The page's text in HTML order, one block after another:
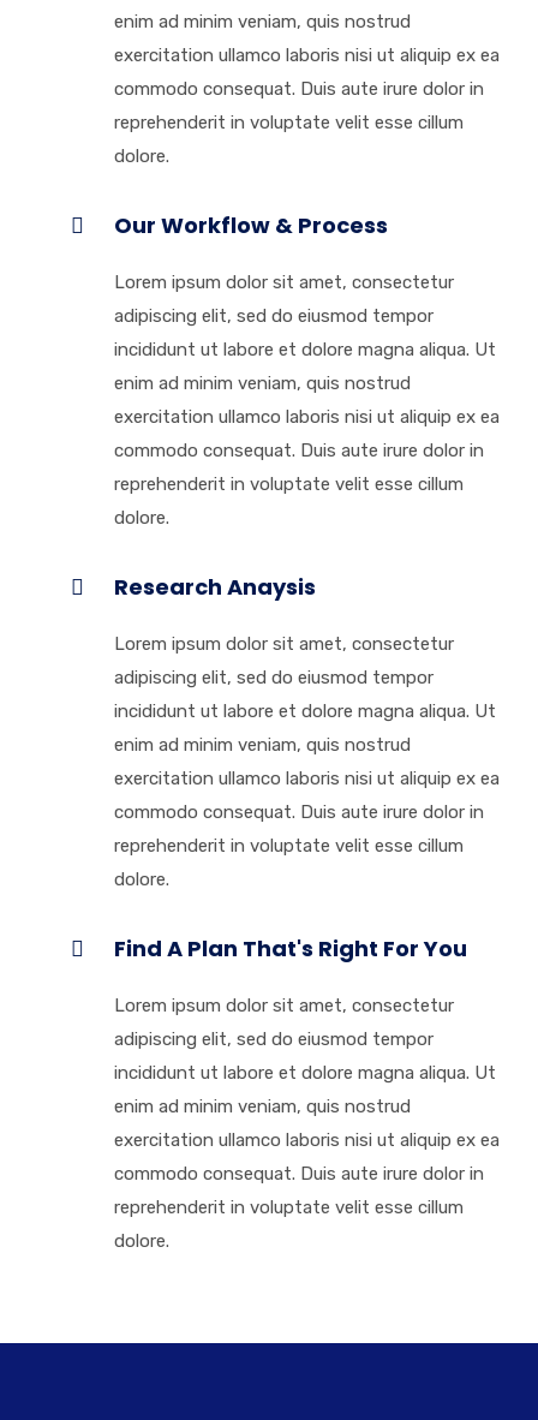
enim ad minim veniam, quis nostrud
exercitation ullamco laboris nisi ut aliquip ex ea
commodo consequat. Duis aute irure dolor in
reprehenderit in voluptate velit esse cillum
dolore.
Our Workflow & Process
Lorem ipsum dolor sit amet, consectetur
adipiscing elit, sed do eiusmod tempor
incididunt ut labore et dolore magna aliqua. Ut
enim ad minim veniam, quis nostrud
exercitation ullamco laboris nisi ut aliquip ex ea
commodo consequat. Duis aute irure dolor in
reprehenderit in voluptate velit esse cillum
dolore.
Research Anaysis
Lorem ipsum dolor sit amet, consectetur
adipiscing elit, sed do eiusmod tempor
incididunt ut labore et dolore magna aliqua. Ut
enim ad minim veniam, quis nostrud
exercitation ullamco laboris nisi ut aliquip ex ea
commodo consequat. Duis aute irure dolor in
reprehenderit in voluptate velit esse cillum
dolore.
Find A Plan That's Right For You
Lorem ipsum dolor sit amet, consectetur
adipiscing elit, sed do eiusmod tempor
incididunt ut labore et dolore magna aliqua. Ut
enim ad minim veniam, quis nostrud
exercitation ullamco laboris nisi ut aliquip ex ea
commodo consequat. Duis aute irure dolor in
reprehenderit in voluptate velit esse cillum
dolore.